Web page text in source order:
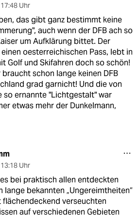
17:48 Uhr
das gibt ganz bestimmt keine
auch wenn der DFB ach so
um Aufklärung bittet. Der
oesterreichischen Pass, lebt in
Golf und Skifahren doch so schön!
braucht schon lange keinen DFB
grad garnicht! Und die von
so ernannte "Lichtgestalt" war
etwas mehr der Dunkelmann,
13:18 Uhr
bei praktisch allen entdeckten
lange bekannten „Ungereimtheiten“
verseuchten
auf verschiedenen Gebieten